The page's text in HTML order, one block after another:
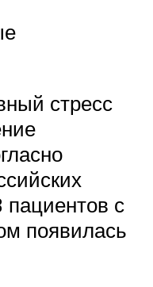
стресс
с
появилась